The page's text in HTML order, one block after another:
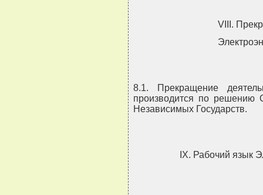
VIII.
8.1. Прекращение
производится по решению
Независимых Государств.
IX. Рабочий язык